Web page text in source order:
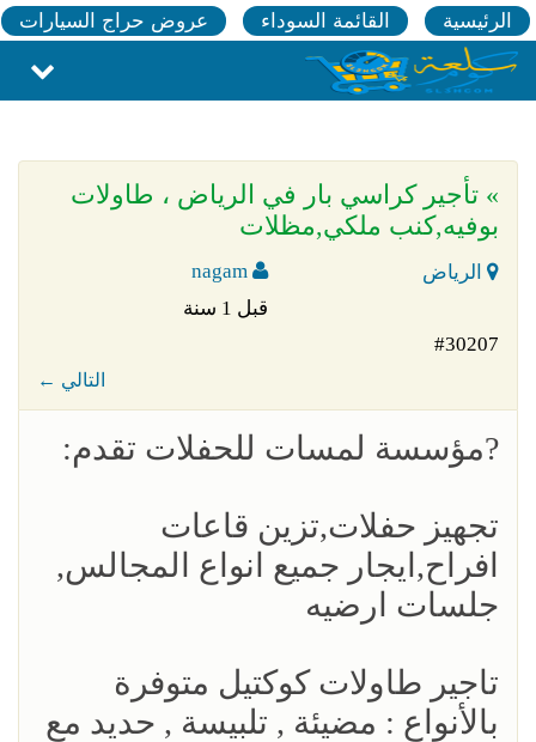
الرئيسية القائمة السوداء عروض حراج السيارات
» تأجير كراسي بار في الرياض ، طاولات
بوفيه,كنب ملكي,مظلات
الرياض
قبل 1 سنة
#30207
← التالي
?مؤسسة لمسات للحفلات تقدم:
تجهيز حفلات,تزين قاعات
افراح,ايجار جميع انواع المجالس,
جلسات ارضيه
تاجير طاولات كوكتيل متوفرة
بالأنواع : مضيئة , تلبيسة , حديد مع